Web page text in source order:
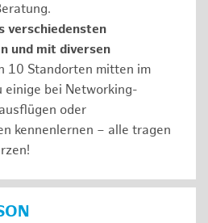
verschiedensten
und mit diversen
10 Standorten mitten im
einige bei Networking-
oder
kennenlernen – alle tragen